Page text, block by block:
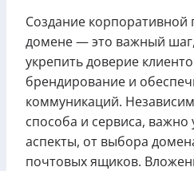
Создание корпоративной
домене — это важный
укрепить доверие
брендирование и
коммуникаций.
способа и сервиса, важно
аспекты, от выбора
почтовых ящиков.